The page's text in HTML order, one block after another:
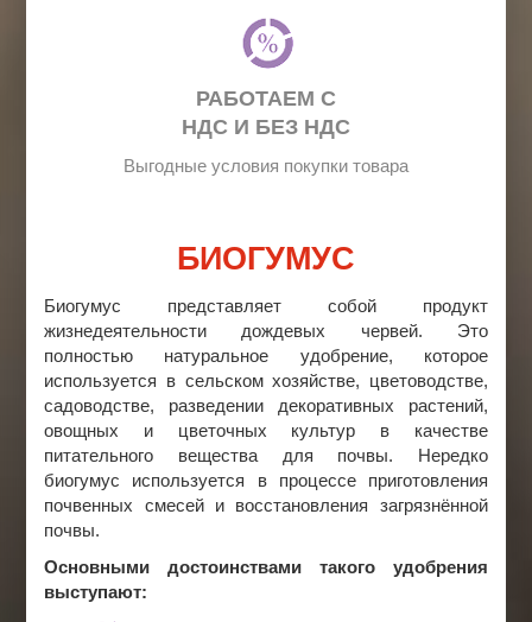
РАБОТАЕМ С
НДС И БЕЗ НДС
Выгодные условия покупки товара
БИОГУМУС
Биогумус представляет собой продукт
жизнедеятельности дождевых червей. Это
полностью натуральное удобрение, которое
используется в сельском хозяйстве, цветоводстве,
садоводстве, разведении декоративных растений,
овощных и цветочных культур в качестве
питательного вещества для почвы. Нередко
биогумус используется в процессе приготовления
почвенных смесей и восстановления загрязнённой
почвы.
Основными достоинствами такого удобрения
выступают: